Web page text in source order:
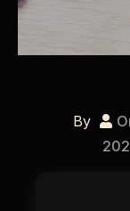
By